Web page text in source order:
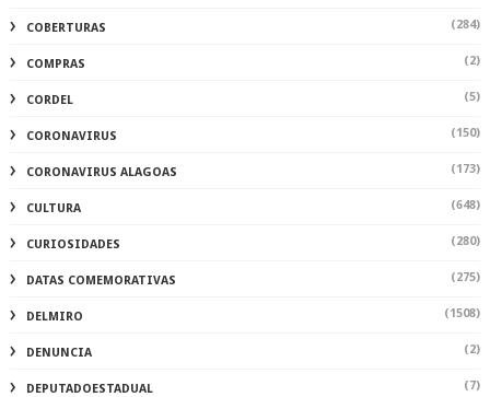
COBERTURAS (284)
COMPRAS (2)
CORDEL (5)
CORONAVIRUS (150)
CORONAVIRUS ALAGOAS (173)
CULTURA (648)
CURIOSIDADES (280)
DATAS COMEMORATIVAS (275)
DELMIRO (1508)
DENUNCIA (2)
DEPUTADOESTADUAL (7)